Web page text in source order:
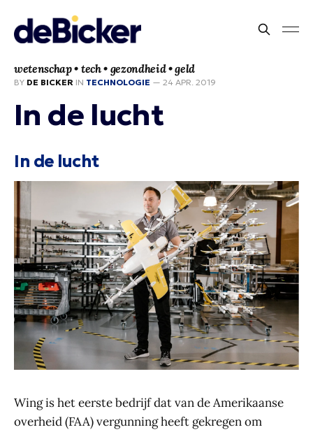
wetenschap • tech • gezondheid • geld
BY DE BICKER IN TECHNOLOGIE — 24 APR. 2019
In de lucht
In de lucht
Wing is het eerste bedrijf dat van de Amerikaanse
overheid (FAA) vergunning heeft gekregen om